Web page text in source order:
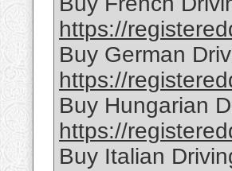
https://
Buy German
https://
Buy Hungarian
https://
Buy Italian